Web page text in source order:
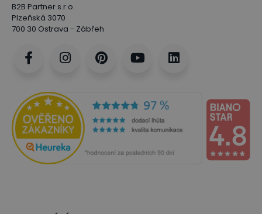
B2B Partner s.r.o.
Plzeňská 3070
700 30 Ostrava - Zábřeh